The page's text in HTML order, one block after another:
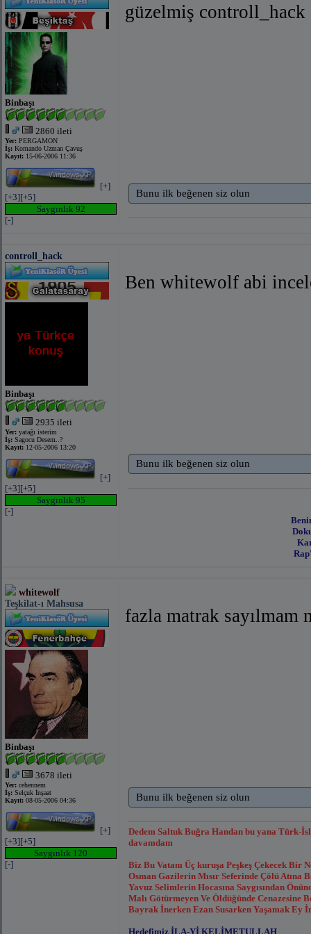
Binbaşı
2860 ileti
Yer: PERGAMON
İş: Komando Uzman Çavuş
Kayıt: 15-06-2006 11:36
[+]
[+3][+5]
Saygınlık 92
[-]
güzelmiş
Bunu ilk beğenen siz olun
controll_hack
Binbaşı
2935 ileti
Yer: yatağı isterim
İş: Sagocu Desem..?
Kayıt: 12-05-2006 13:20
[+]
[+3][+5]
Saygınlık 95
[-]
Ben whitewolf abi
Bunu ilk beğenen siz olun
whitewolf
Teşkilat-ı Mahsusa
Binbaşı
3678 ileti
Yer: cehennem
İş: Selçuk İnşaat
Kayıt: 08-05-2006 04:36
[+]
[+3][+5]
Saygınlık 120
[-]
fazla matrak sayılmam
Bunu ilk beğenen siz olun
Dedem Saltuk Buğra Handan bu yana Türk-
davamdam
Biz Bu Vatanı Üç kuruşa Peşkeş Çekecek Bir
Osman Gazilerin Mısır Seferinde Çölü Atına
Yavuz Selimlerin Hocasına Saygısından
Malı Götürmeyen Ve Öldüğünde Cenazesine
Bayrak İnerken Ezan Susarken Yaşamak Ey
Hedefimiz İLA-Yİ KELİMETULLAH